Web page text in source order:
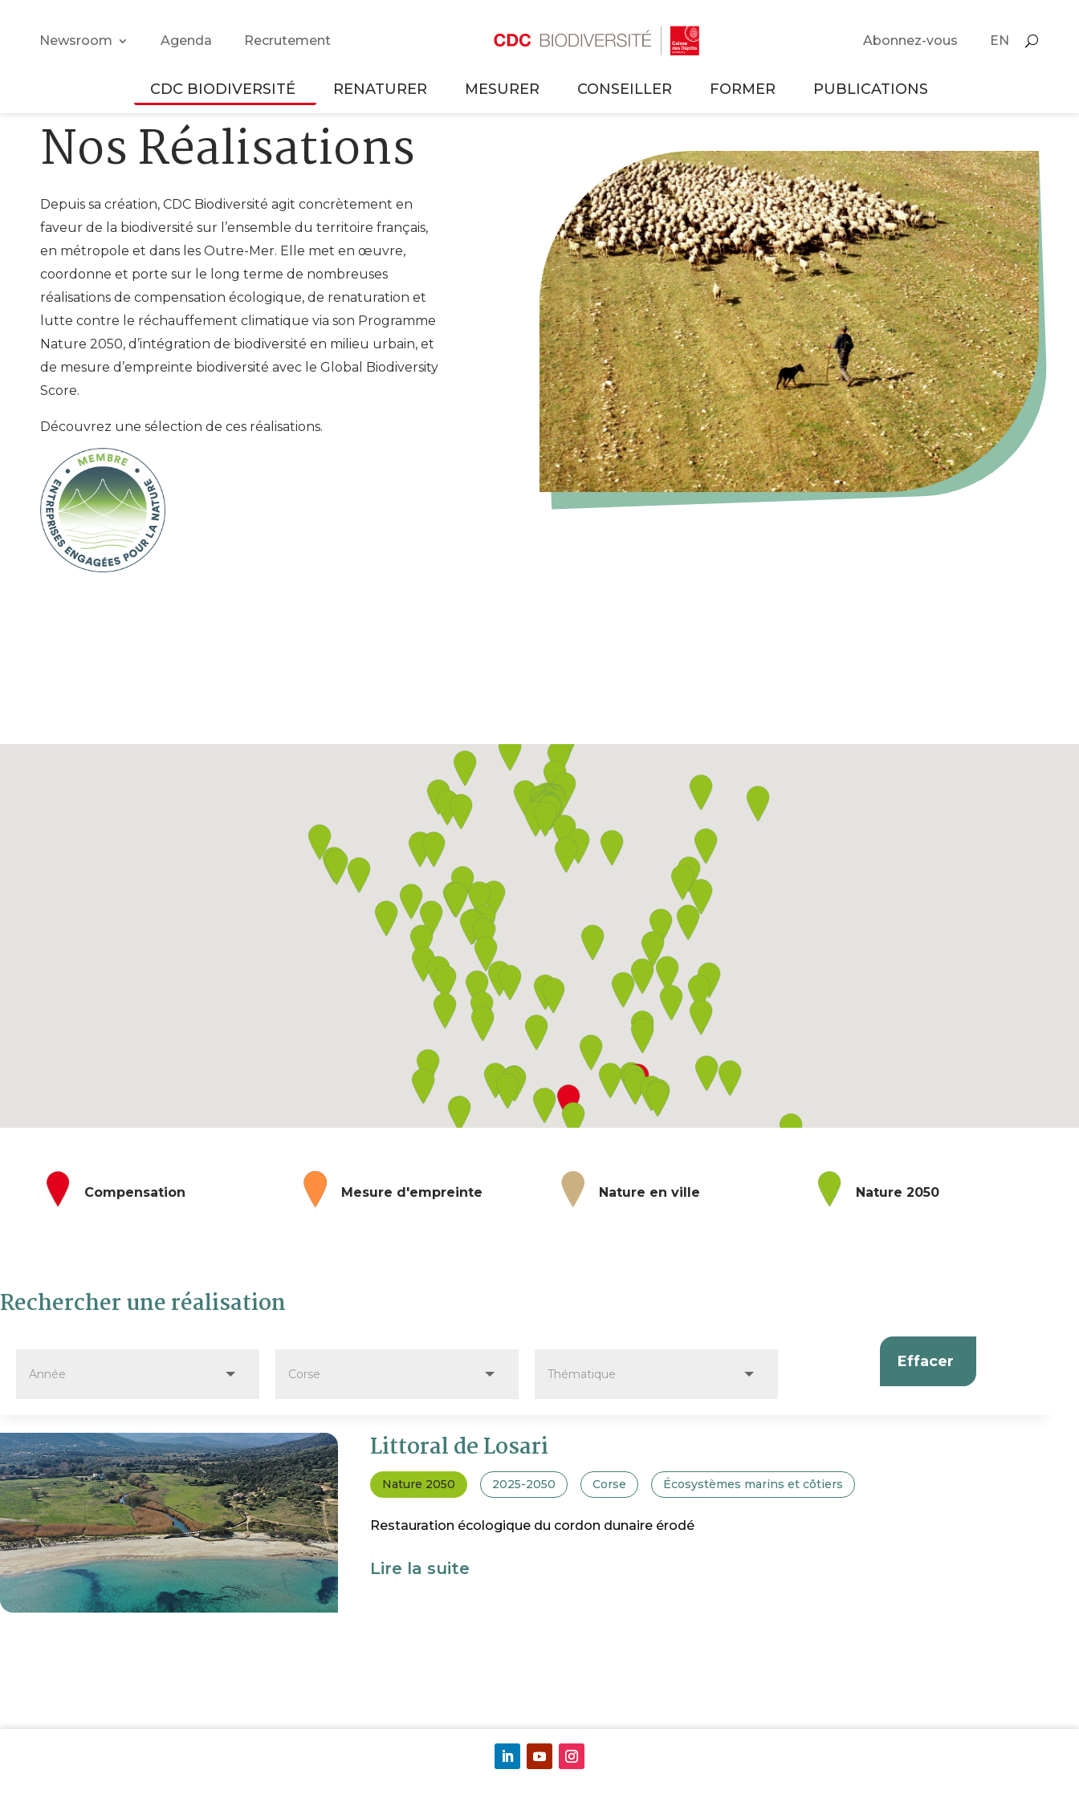
Newsroom Agenda Recrutement Abonnez-vous EN
CDC BIODIVERSITÉ RENATURER MESURER CONSEILLER FORMER PUBLICATIONS
Nos Réalisations
Depuis sa création, CDC Biodiversité agit concrètement en
faveur de la biodiversité sur l’ensemble du territoire français,
en métropole et dans les Outre-Mer. Elle met en œuvre,
coordonne et porte sur le long terme de nombreuses
réalisations de compensation écologique, de renaturation et
lutte contre le réchauffement climatique via son Programme
Nature 2050, d’intégration de biodiversité en milieu urbain, et
de mesure d’empreinte biodiversité avec le Global Biodiversity
Score.
Découvrez une sélection de ces réalisations.
Compensation Mesure d'empreinte Nature en ville Nature 2050
Rechercher une réalisation
Effacer
Littoral de Losari
Nature 2050 2025-2050 Corse Écosystèmes marins et côtiers
Restauration écologique du cordon dunaire érodé
Lire la suite